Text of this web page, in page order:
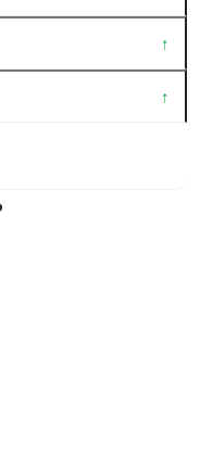
↑
↑